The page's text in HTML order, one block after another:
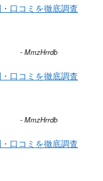
口コミを徹底調査
-MmzHrrdb
口コミを徹底調査
-MmzHrrdb
口コミを徹底調査